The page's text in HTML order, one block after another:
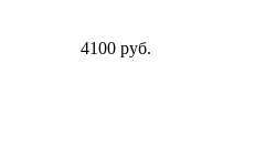
4100 руб.